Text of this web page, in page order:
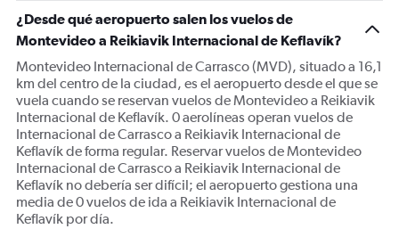
¿Desde qué aeropuerto salen los vuelos de
Montevideo a Reikiavik Internacional de Keflavík?
Montevideo Internacional de Carrasco (MVD), situado a 16,1
km del centro de la ciudad, es el aeropuerto desde el que se
vuela cuando se reservan vuelos de Montevideo a Reikiavik
Internacional de Keflavík. 0 aerolíneas operan vuelos de
Internacional de Carrasco a Reikiavik Internacional de
Keflavík de forma regular. Reservar vuelos de Montevideo
Internacional de Carrasco a Reikiavik Internacional de
Keflavík no debería ser difícil; el aeropuerto gestiona una
media de 0 vuelos de ida a Reikiavik Internacional de
Keflavík por día.